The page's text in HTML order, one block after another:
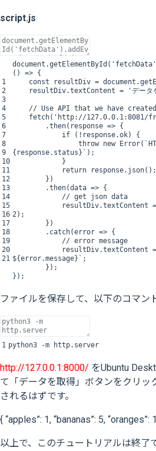
script.js
1
2
3
4
5
6
7
8
9
10
11
12
13
14
15
16
17
18
19
20
21
document .getElementById ( 'fetchData'
( ) => {
const
resultDiv = document .
resultDiv.textContent = 'デー
// Use API that we have created
fetch( 'http://127.0.0.1:8081/
.then( response => {
if
( ! response.ok)
{
throw new Error( `
{ response. status} ` ) ;
}
return
response. json( ) ;
} )
.then(data => {
// get json data
resultDiv.textContent =
2 ) ;
} )
. catch(error => {
// error message
resultDiv.textContent =
${error.message} ` ;
} ) ;
} ) ;
ファイルを保存して、以下のコマン
1 python3 -m http. server
http://127.0.0.1:8000/ をUbuntu
て「データを取得」ボタンをクリッ
されるはずです。
{ “apples”: 1, “bananas”: 5, “oranges”:
以上で、このチュートリアルは終了で